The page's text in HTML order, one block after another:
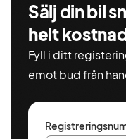
Sälj din bil
helt
Fyll i ditt
emot bud från